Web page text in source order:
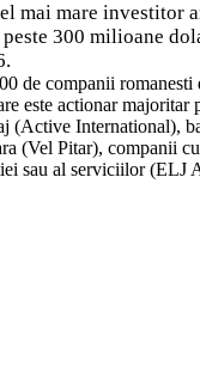
mai mare investitor
300 milioane
de companii romanesti
este actionar majoritar
(Active International),
(Vel Pitar), companii
sau al serviciilor (ELJ